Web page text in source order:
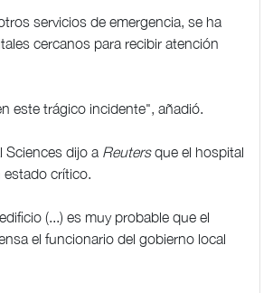
servicios de emergencia, se ha
cercanos para recibir atención
este trágico incidente", añadió.
Sciences dijo a Reutersque el hospital
estado crítico.
(...) es muy probable que el
el funcionario del gobierno local